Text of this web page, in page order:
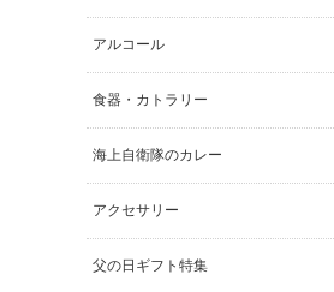
アルコール
食器・カトラリー
海上自衛隊のカレー
アクセサリー
父の日ギフト特集